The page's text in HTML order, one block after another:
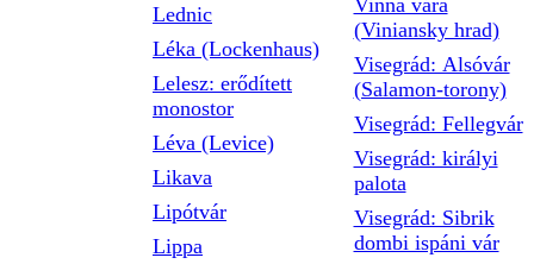
Lednic
Léka (Lockenhaus)
Lelesz: erődített
monostor
Léva (Levice)
Likava
Lipótvár
Lippa
Vinna vára
(Viniansky hrad)
Visegrád: Alsóvár
(Salamon-torony)
Visegrád: Fellegvár
Visegrád: királyi
palota
Visegrád: Sibrik
dombi ispáni vár